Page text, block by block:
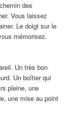
des
Vous laissez
Le doigt sur le
mémorisez.
Un très bon
Un boîtier qui
pleine, une
une mise au point